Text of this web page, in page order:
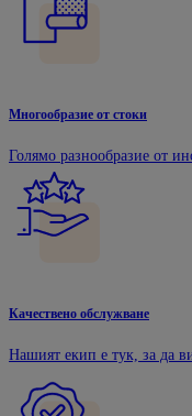
Многообразие от стоки
Голямо разнообразие от
Качествено обслужване
Нашият екип е тук, за да